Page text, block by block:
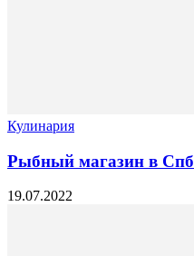
Кулинария
Рыбный магазин в Спб
19.07.2022